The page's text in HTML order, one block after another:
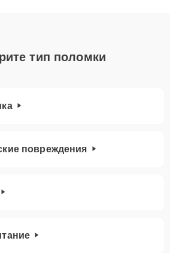
тип поломки
повреждения